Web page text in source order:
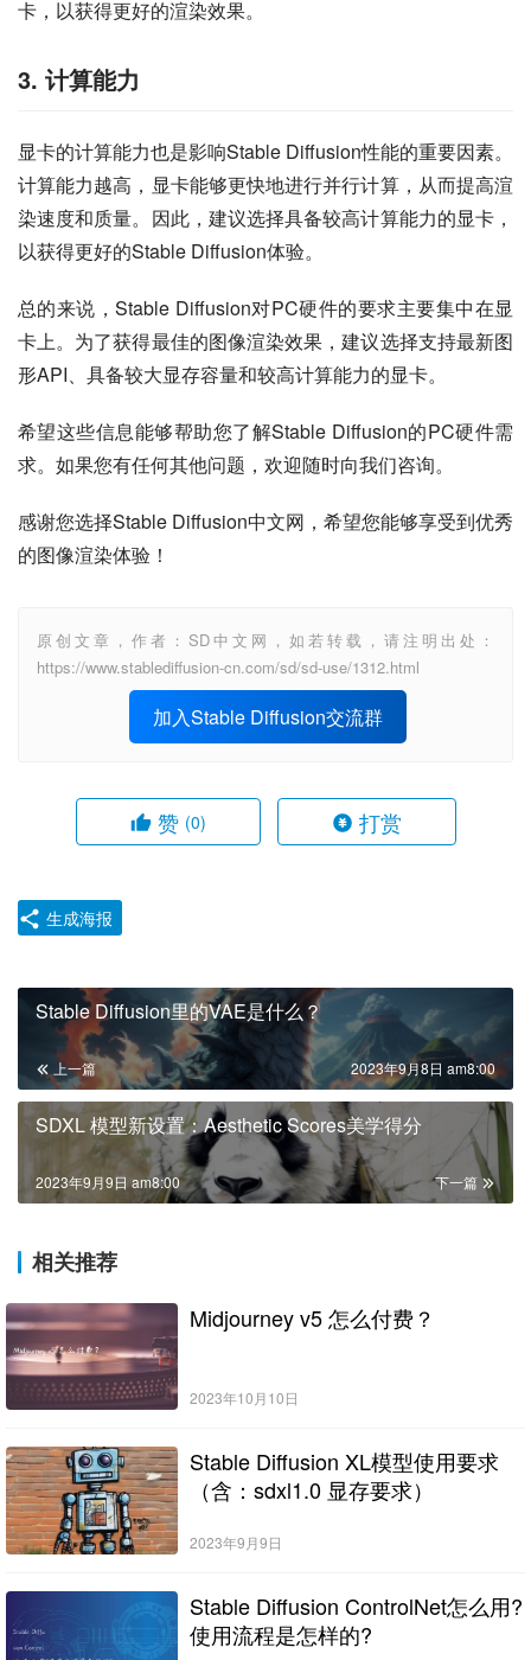
卡，以获得更好的渲染效果。
3. 计算能力
显卡的计算能力也是影响Stable Diffusion性能的重要因素。
计算能力越高，显卡能够更快地进行并行计算，从而提高渲
染速度和质量。因此，建议选择具备较高计算能力的显卡，
以获得更好的Stable Diffusion体验。
总的来说，Stable Diffusion对PC硬件的要求主要集中在显
卡上。为了获得最佳的图像渲染效果，建议选择支持最新图
形API、具备较大显存容量和较高计算能力的显卡。
希望这些信息能够帮助您了解Stable Diffusion的PC硬件需
求。如果您有任何其他问题，欢迎随时向我们咨询。
感谢您选择Stable Diffusion中文网，希望您能够享受到优秀
的图像渲染体验！
原创文章，作者：SD中文网，如若转载，请注明出处：
https://www.stablediffusion-cn.com/sd/sd-use/1312.html
加入Stable Diffusion交流群
赞 (0) 打赏
生成海报
Stable Diffusion里的VAE是什么？
上一篇 2023年9月8日 am8:00
SDXL 模型新设置：Aesthetic Scores美学得分
下一篇
2023年9月9日 am8:00
相关推荐
Midjourney v5 怎么付费？
2023年10月10日
Stable Diffusion XL模型使用要求
（含：sdxl1.0 显存要求）
2023年9月9日
Stable Diffusion ControlNet怎么用?
使用流程是怎样的?